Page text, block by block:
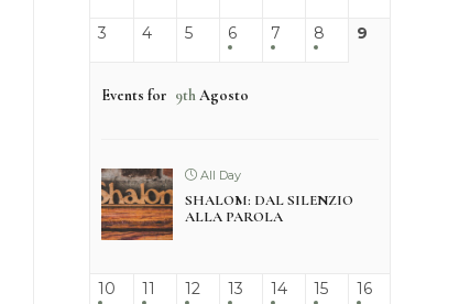
3 4 5 6 7 8 9
Events for 9thAgosto
All Day
SHALOM: DAL SILENZIO
ALLA PAROLA
10 11 12 13 14 15 16